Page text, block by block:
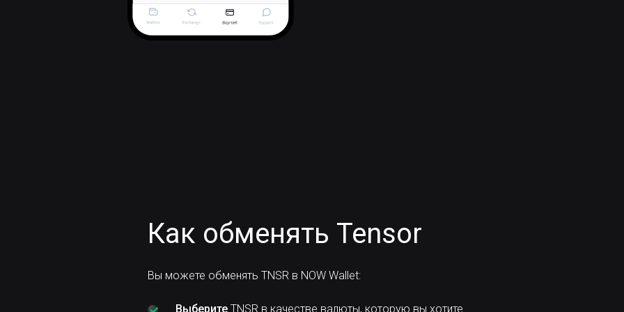
Как обменять Tensor
Вы можете обменять TNSR в NOW Wallet:
Выберите TNSR в качестве валюты, которую вы хотите